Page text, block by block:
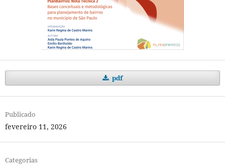
pdf
Publicado
fevereiro 11, 2026
Categorias